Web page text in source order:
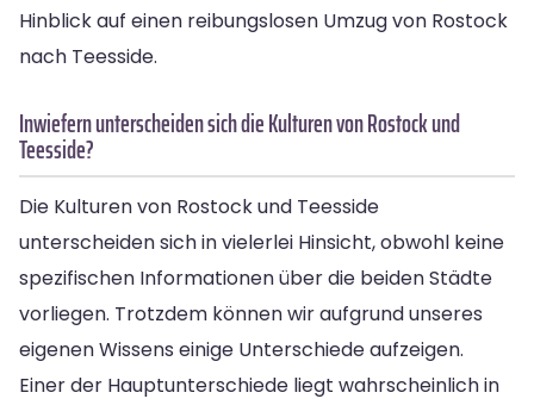
Hinblick auf einen reibungslosen Umzug von Rostock
nach Teesside.
Inwiefern unterscheiden sich die Kulturen von Rostock und
Teesside?
Die Kulturen von Rostock und Teesside
unterscheiden sich in vielerlei Hinsicht, obwohl keine
spezifischen Informationen über die beiden Städte
vorliegen. Trotzdem können wir aufgrund unseres
eigenen Wissens einige Unterschiede aufzeigen.
Einer der Hauptunterschiede liegt wahrscheinlich in